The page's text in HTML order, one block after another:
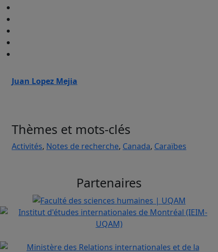
Juan Lopez Mejia
Thèmes et mots-clés
Activités, Notes de recherche, Canada, Caraïbes
Partenaires